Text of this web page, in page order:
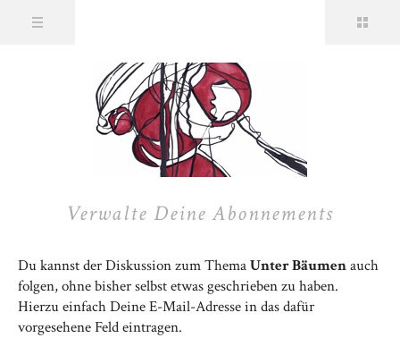
Verwalte Deine Abonnements
Du kannst der Diskussion zum ThemaUnter Bäumenauch
folgen, ohne bisher selbst etwas geschrieben zu haben.
Hierzu einfach Deine E-Mail-Adresse in das dafür
vorgesehene Feld eintragen.